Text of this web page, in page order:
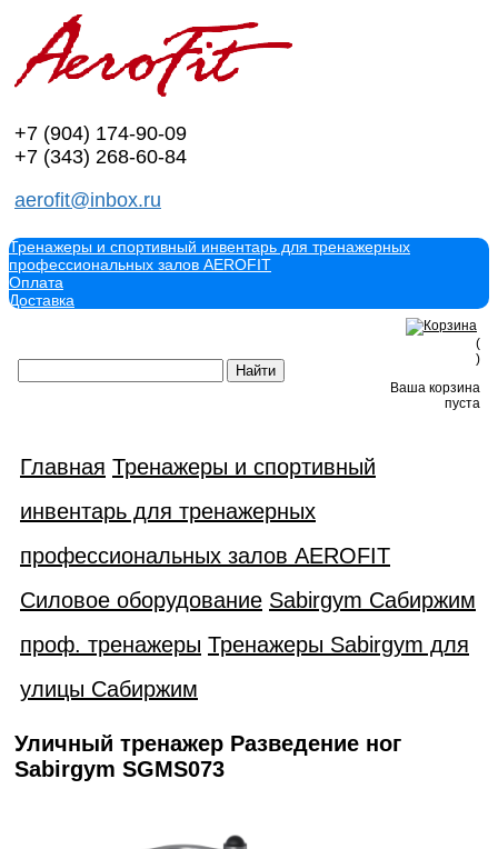
+7 (904) 174-90-09
+7 (343) 268-60-84
aerofit@inbox.ru
Тренажеры и спортивный инвентарь для тренажерных
профессиональных залов AEROFIT
Оплата
Доставка
(
)
Ваша корзина
пуста
Главная Тренажеры и спортивный
инвентарь для тренажерных
профессиональных залов AEROFIT
Силовое оборудование Sabirgym Сабиржим
проф. тренажеры Тренажеры Sabirgym для
улицы Сабиржим
Уличный тренажер Разведение ног
Sabirgym SGMS073